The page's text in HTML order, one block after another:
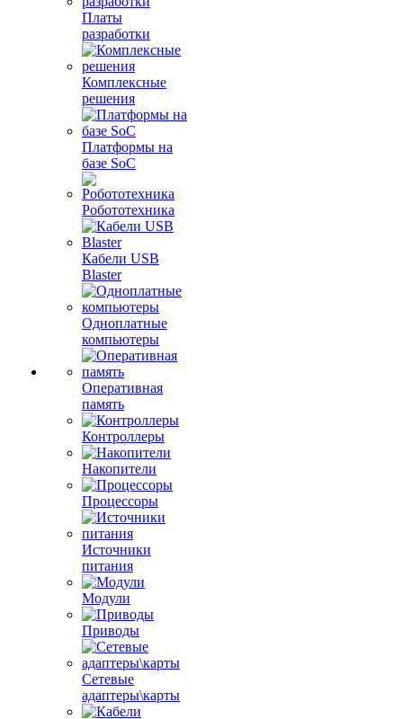
Платы
разработки
Комплексные
решения
Платформы на
базе SoC
Робототехника
Кабели USB
Blaster
Одноплатные
компьютеры
Оперативная
память
Контроллеры
Накопители
Процессоры
Источники
питания
Модули
Приводы
Сетевые
адаптеры\карты